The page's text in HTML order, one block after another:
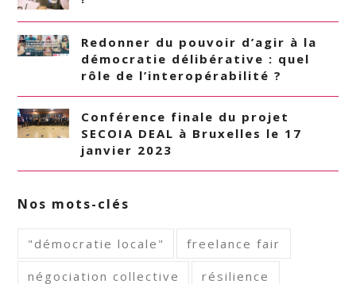
Redonner du pouvoir d’agir à la
démocratie délibérative : quel
rôle de l’interopérabilité ?
Conférence finale du projet
SECOIA DEAL à Bruxelles le 17
janvier 2023
Nos mots-clés
"démocratie locale" freelance fair
négociation collective résilience